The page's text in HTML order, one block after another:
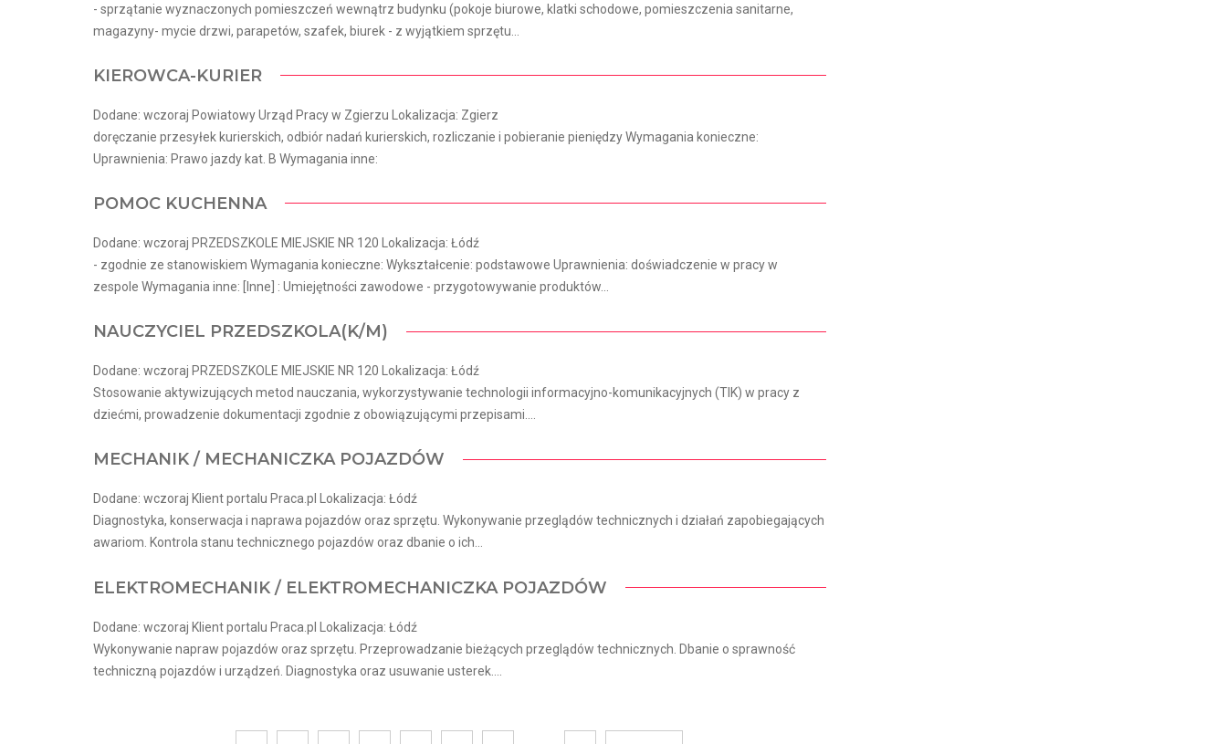
- sprzątanie wyznaczonych pomieszczeń wewnątrz budynku (pokoje biurowe, klatki schodowe, pomieszczenia sanitarne,
magazyny- mycie drzwi, parapetów, szafek, biurek - z wyjątkiem sprzętu...
KIEROWCA-KURIER
Dodane: wczoraj Powiatowy Urząd Pracy w Zgierzu Lokalizacja: Zgierz
doręczanie przesyłek kurierskich, odbiór nadań kurierskich, rozliczanie i pobieranie pieniędzy Wymagania konieczne:
Uprawnienia: Prawo jazdy kat. B Wymagania inne:
POMOC KUCHENNA
Dodane: wczoraj PRZEDSZKOLE MIEJSKIE NR 120 Lokalizacja: Łódź
- zgodnie ze stanowiskiem Wymagania konieczne: Wykształcenie: podstawowe Uprawnienia: doświadczenie w pracy w
zespole Wymagania inne: [Inne] : Umiejętności zawodowe - przygotowywanie produktów...
NAUCZYCIEL PRZEDSZKOLA(K/M)
Dodane: wczoraj PRZEDSZKOLE MIEJSKIE NR 120 Lokalizacja: Łódź
Stosowanie aktywizujących metod nauczania, wykorzystywanie technologii informacyjno-komunikacyjnych (TIK) w pracy z
dziećmi, prowadzenie dokumentacji zgodnie z obowiązującymi przepisami....
MECHANIK / MECHANICZKA POJAZDÓW
Dodane: wczoraj Klient portalu Praca.pl Lokalizacja: Łódź
Diagnostyka, konserwacja i naprawa pojazdów oraz sprzętu. Wykonywanie przeglądów technicznych i działań zapobiegających
awariom. Kontrola stanu technicznego pojazdów oraz dbanie o ich...
ELEKTROMECHANIK / ELEKTROMECHANICZKA POJAZDÓW
Dodane: wczoraj Klient portalu Praca.pl Lokalizacja: Łódź
Wykonywanie napraw pojazdów oraz sprzętu. Przeprowadzanie bieżących przeglądów technicznych. Dbanie o sprawność
techniczną pojazdów i urządzeń. Diagnostyka oraz usuwanie usterek....